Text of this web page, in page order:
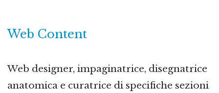
Web Content
Web designer, impaginatrice, disegnatrice
anatomica e curatrice di specifiche sezioni